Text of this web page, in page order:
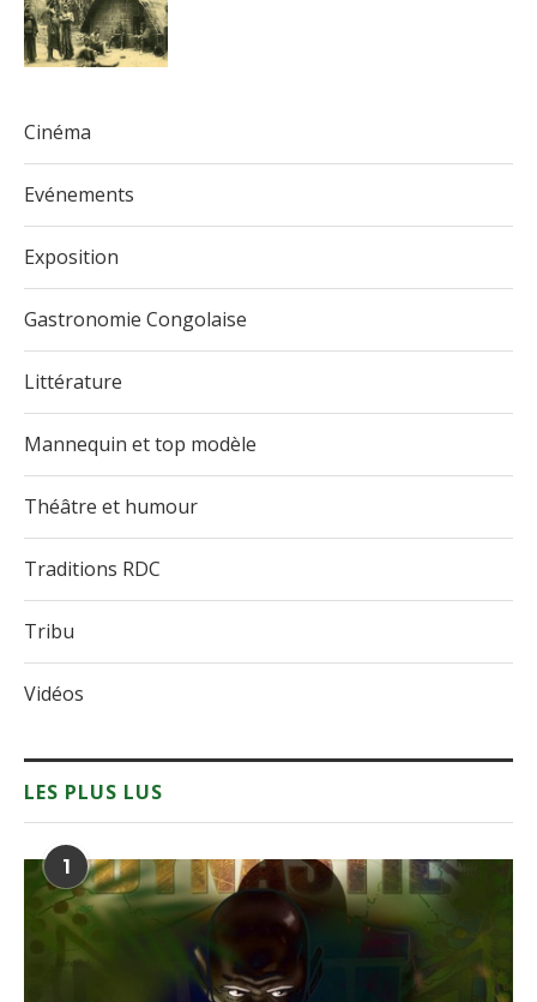
Cinéma
Evénements
Exposition
Gastronomie Congolaise
Littérature
Mannequin et top modèle
Théâtre et humour
Traditions RDC
Tribu
Vidéos
LES PLUS LUS
1